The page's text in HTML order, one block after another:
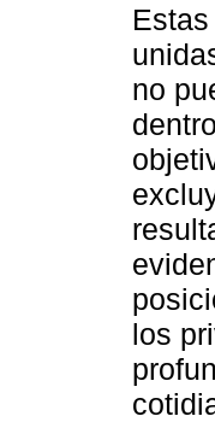
no
los